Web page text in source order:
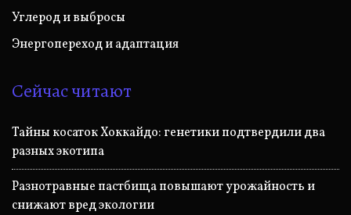
Углерод и выбросы
Энергопереход и адаптация
Сейчас читают
Тайны косаток Хоккайдо: генетики подтвердили два
разных экотипа
Разнотравные пастбища повышают урожайность и
снижают вред экологии